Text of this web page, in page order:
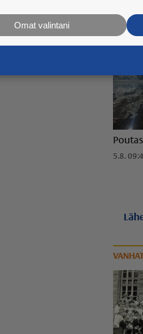
5.8.
Omat valintani